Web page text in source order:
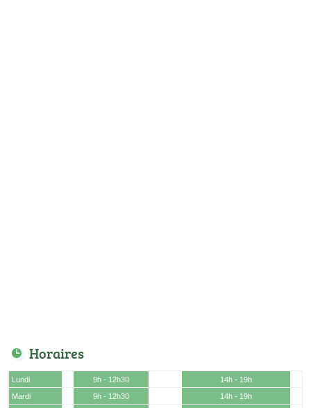
Horaires
Lundi 9h - 12h30
14h - 19h
Mardi
9h - 12h30
14h - 19h